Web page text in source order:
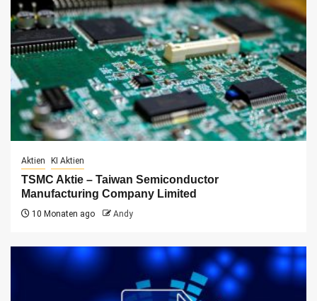
Aktien KI Aktien
TSMC Aktie – Taiwan Semiconductor
Manufacturing Company Limited
10 Monaten ago Andy